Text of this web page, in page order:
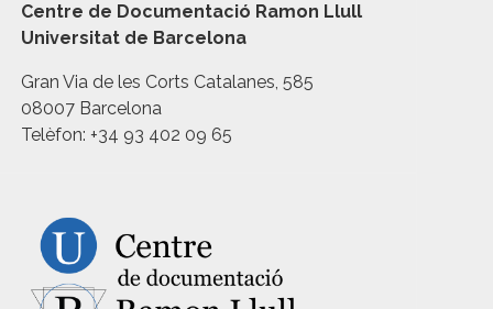
Centre de Documentació Ramon Llull
Universitat de Barcelona
Gran Via de les Corts Catalanes, 585
08007 Barcelona
Telèfon: +34 93 402 09 65